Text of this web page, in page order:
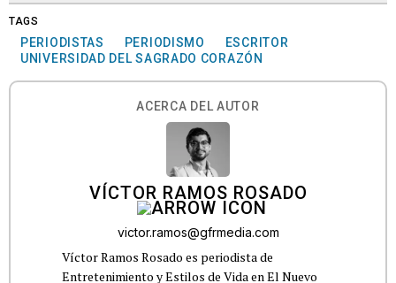
TAGS
PERIODISTAS PERIODISMO
ESCRITOR
UNIVERSIDAD DEL SAGRADO CORAZÓN
ACERCA DEL AUTOR
VÍCTOR RAMOS ROSADO
victor.ramos@gfrmedia.com
Víctor Ramos Rosado es periodista de
Entretenimiento y Estilos de Vida en El Nuevo